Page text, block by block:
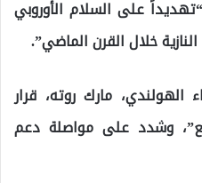
على السلام الأوروبي
خلال القرن الماضي”.
مارك روته، قرار
وشدد على مواصلة دعم